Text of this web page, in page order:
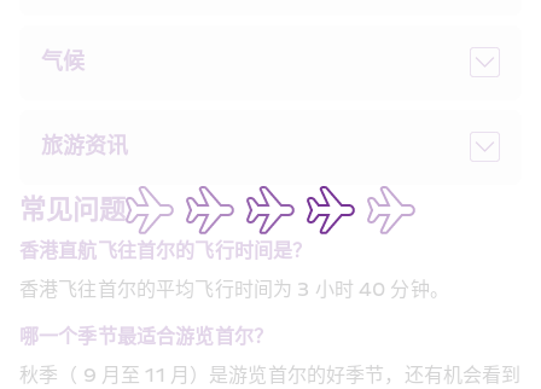
气候
旅游资讯
常见问题
香港直航飞往首尔的飞行时间是？
香港飞往首尔的平均飞行时间为 3 小时 40 分钟。
哪一个季节最适合游览首尔？
秋季（ 9 月至 11 月）是游览首尔的好季节，还有机会看到